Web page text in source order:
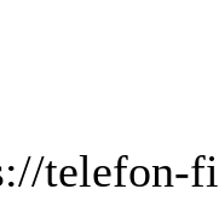
telefon-